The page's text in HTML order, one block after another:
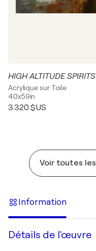
HIGH ALTITUDE SPIRITS
Acrylique sur Toile
40x59in
3 320 $US
Voir toutes
Information
Détails de l'œuvre